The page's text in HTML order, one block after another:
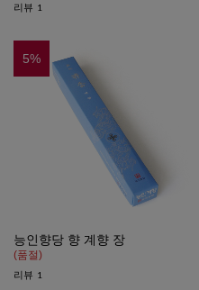
리뷰 1
5%
능인향당 향 계향 장
(품절)
리뷰 1